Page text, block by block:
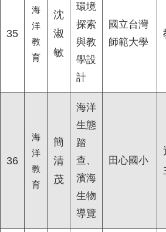
35
海
洋
教
育
沈
淑
敏
環境
探索
與教
學設
計
國立台灣
師範大學
36
海
洋
教
育
簡
清
茂
海洋
生態
踏
查、
濱海
生物
導覽
田心國小